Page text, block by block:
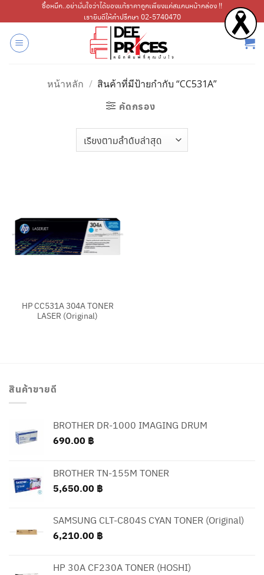
ไป
เนื้อหา
ซื้อหมึก..อย่ามั่นใจว่าได้ของแท้ราคาถูกเพียงแค่สแกนหน้ากล่อง !!
เรายินดีให้คำปรึกษา 02-5740470
หน้าหลัก / สินค้าที่มีป้ายกำกับ “CC531A”
คัดกรอง
HP CC531A 304A TONER
LASER (Original)
สินค้าขายดี
BROTHER DR-1000 IMAGING DRUM
690.00 ฿
BROTHER TN-155M TONER
5,650.00 ฿
SAMSUNG CLT-C804S CYAN TONER (Original)
6,210.00 ฿
HP 30A CF230A TONER (HOSHI)